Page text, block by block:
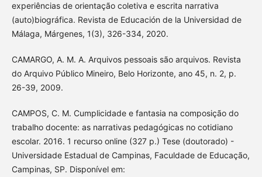
experiências de orientação coletiva e escrita narrativa
(auto)biográfica. Revista de Educación de la Universidad de
Málaga, Márgenes, 1(3), 326-334, 2020.
CAMARGO, A. M. A. Arquivos pessoais são arquivos. Revista
do Arquivo Público Mineiro, Belo Horizonte, ano 45, n. 2, p.
26-39, 2009.
CAMPOS, C. M. Cumplicidade e fantasia na composição do
trabalho docente: as narrativas pedagógicas no cotidiano
escolar. 2016. 1 recurso online (327 p.) Tese (doutorado) -
Universidade Estadual de Campinas, Faculdade de Educação,
Campinas, SP. Disponível em: